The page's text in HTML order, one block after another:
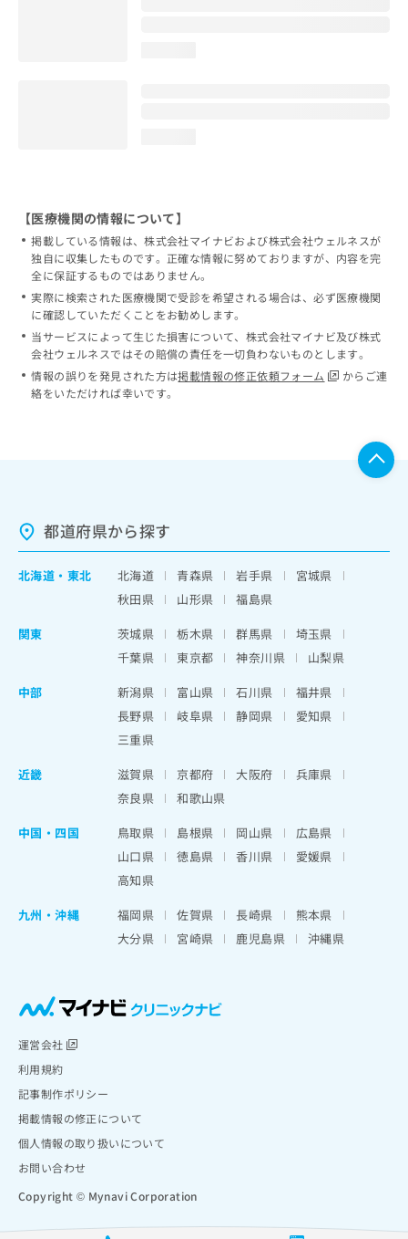
【医療機関の情報について】
掲載している情報は、株式会社マイナビおよび株式会社ウェルネスが
独自に収集したものです。正確な情報に努めておりますが、内容を完
全に保証するものではありません。
実際に検索された医療機関で受診を希望される場合は、必ず医療機関
に確認していただくことをお勧めします。
当サービスによって生じた損害について、株式会社マイナビ及び株式
会社ウェルネスではその賠償の責任を一切負わないものとします。
情報の誤りを発見された方は掲載情報の修正依頼フォーム
からご連
絡をいただければ幸いです。
都道府県から探す
北海道 ・ 東北 北海道 青森県 岩手県
宮城県
秋田県
山形県
福島県
関東
茨城県 栃木県 群馬県
埼玉県
千葉県
東京都 神奈川県
山梨県
中部
新潟県 富山県 石川県
福井県
長野県
岐阜県 静岡県
愛知県
三重県
近畿
滋賀県 京都府 大阪府
兵庫県
奈良県
和歌山県
中国・四国
鳥取県 島根県 岡山県
広島県
山口県
徳島県 香川県
愛媛県
高知県
九州・沖縄
福岡県 佐賀県 長崎県
熊本県
大分県
宮崎県 鹿児島県 沖縄県
運営会社
利用規約
記事制作ポリシー
掲載情報の修正について
個人情報の取り扱いについて
お問い合わせ
Copyright © Mynavi Corporation